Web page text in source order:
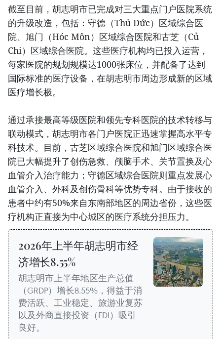
截至目前，胡志明市已完成对三大重点门户医院系统
的升级改造，包括：守德（Thủ Đức）区域综合医
院、旭门（Hóc Môn）区域综合医院和古芝（Củ
Chi）区域综合医院。这些医疗机构均已投入运营，
每家医院的规划规模达1000张床位，并配备了达到
国际标准的医疗设备，在胡志明市周边形成新的区域
医疗增长极。
通过承接最高等级医院和领先专科医院的技术转移与
联动模式，胡志明市各门户医院正迅速掌握高水平专
科技术。目前，古芝区域综合医院和旭门区域综合医
院已大幅提升了创伤急救、颅脑手术、关节置换及心
血管介入治疗能力；守德区域综合医院则重点发展心
血管介入、外科及创伤骨科等优势专科。由于接收的
患者中约有50%来自东南部地区的周边省份，这些医
疗机构正直接为中心城区的医疗系统分担压力。
2026年上半年胡志明市经
济增长8.55%
胡志明市上半年地区生产总值
（GRDP）增长8.55%，得益于消
费活跃、工业稳定、旅游业复苏
以及外商直接投资（FDI）吸引
良好。